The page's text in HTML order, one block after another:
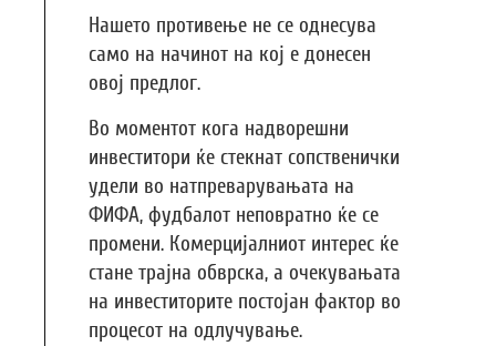
Нашето противење не се однесува
само на начинот на кој е донесен
овој предлог.
Во моментот кога надворешни
инвеститори ќе стекнат сопственички
удели во натпреварувањата на
ФИФА, фудбалот неповратно ќе се
промени. Комерцијалниот интерес ќе
стане трајна обврска, а очекувањата
на инвеститорите постојан фактор во
процесот на одлучување.